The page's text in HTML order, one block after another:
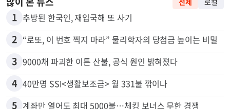
많이 본 뉴스
1 추방된 한국인, 재입국해 또 사기
2 “로또, 이 번호 찍지 마라” 물리학자의 당첨금 높이는 비밀
3 9000채 파괴한 이튼 산불, 공식 원인 밝혀졌다